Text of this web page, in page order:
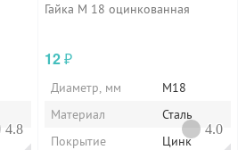
Гайка М 18 оцинкованная
12₽
Диаметр, мм
М18
Материал
Сталь
Покрытие
Цинк
4.8 4.0